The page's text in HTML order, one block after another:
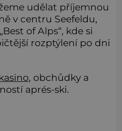
udělat příjemnou
v centru Seefeldu,
of Alps“, kde si
rozptýlení po dni
kasino, obchůdky a
aprés-ski.